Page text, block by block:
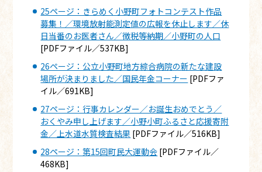
25ページ：きらめく小野町フォトコンテスト作品
募集！／環境放射能測定値の広報を休止します／休
日当番のお医者さん／徴税等納期／小野町の人口
[PDFファイル／537KB]
26ページ：公立小野町地方綜合病院の新たな建設
場所が決まりました／国民年金コーナー [PDFファ
イル／691KB]
27ページ：行事カレンダー／お誕生おめでとう／
おくやみ申し上げます／小野小町ふるさと応援寄附
金／上水道水質検査結果 [PDFファイル／516KB]
28ページ：第15回町民大運動会 [PDFファイル／
468KB]